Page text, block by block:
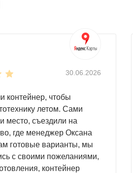
30.06.2026
контейнер, чтобы
летом. Сами
место, съездили на
где менеджер Оксана
готовые варианты, мы
с своими пожеланиями,
контейнер